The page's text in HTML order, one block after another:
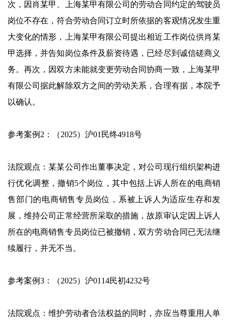
次，因肖某甲、上海某甲有限公司的劳动合同约定的驾驶员
岗位不存在，符合劳动合同订立时所依据的客观情况发生重
大变化的情形，上海某甲有限公司提出相近工作岗位供肖某
甲选择，并告知岗位条件及薪资待遇，已经尽到诚信磋商义
务。再次，因双方未能就变更劳动合同协商一致，上海某甲
有限公司据此解除双方之间的劳动关系，合理有据，本院予
以确认。
参考案例2：（2025）沪01民终4918号
法院观点：某某公司作出董事决定，对公司现行组织架构进
行优化调整，撤销5个岗位，其中包括上诉人所在的电商销
售部门的电商销售专员岗位，系被上诉人为适应生存和发
展，维持公司正常经营所采取的措施，故原审认定因上诉人
所在的电商销售专员岗位已被撤销，双方劳动合同已无法继
续履行，并无不当。
参考案例3：（2025）沪0114民初4232号
法院观点：维护劳动者合法权益的同时，亦应当尊重用人单